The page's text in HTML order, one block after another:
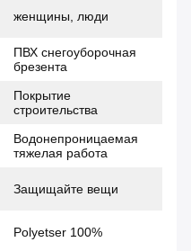
женщины, люди
ПВХ снегоуборочная
брезента
Покрытие
строительства
Водонепроницаемая
тяжелая работа
Защищайте вещи
Polyetser 100%